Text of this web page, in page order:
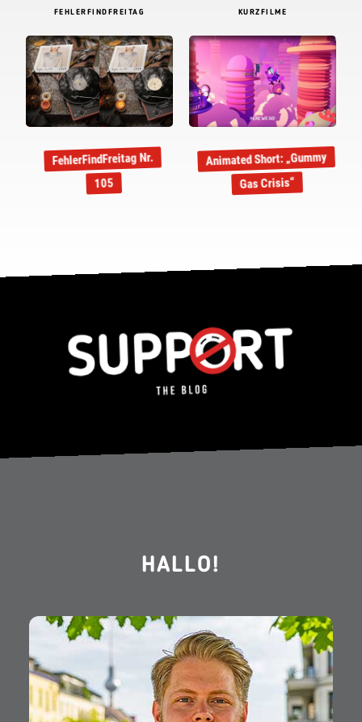
FEHLERFINDFREITAG
FehlerFindFreitag Nr.
105
KURZFILME
Animated Short: „Gummy
Gas Crisis“
HALLO!